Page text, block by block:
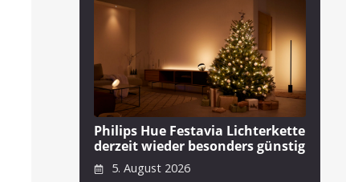
Philips Hue Festavia Lichterkette
derzeit wieder besonders günstig
5. August 2026